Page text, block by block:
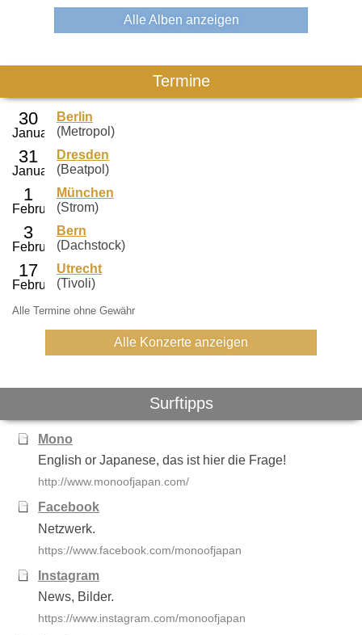
Alle Alben anzeigen
Termine
Berlin
(Metropol)
Dresden
(Beatpol)
München
(Strom)
Bern
(Dachstock)
Utrecht
(Tivoli)
Alle Termine ohne Gewähr
Alle Konzerte anzeigen
Surftipps
Mono
English or Japanese, das ist hier die Frage!
http://www.monoofjapan.com/
Facebook
Netzwerk.
https://www.facebook.com/monoofjapan
Instagram
News, Bilder.
https://www.instagram.com/monoofjapan